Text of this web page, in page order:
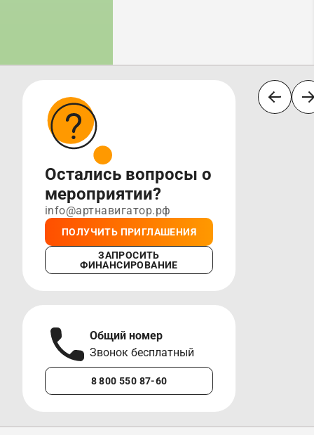
Остались вопросы о
мероприятии?
info@артнавигатор.рф
ПОЛУЧИТЬ ПРИГЛАШЕНИЯ
ЗАПРОСИТЬ
ФИНАНСИРОВАНИЕ
Общий номер
Звонок бесплатный
8 800 550 87-60